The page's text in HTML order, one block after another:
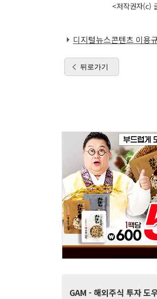
<저작권자(c)
디지털뉴스콘텐츠 이용
뒤로가기
GAM - 해외주식 투자 도